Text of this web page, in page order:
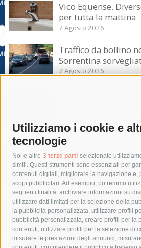
Utilizziamo i cookie e
tecnologie
Noi e altre 3 terze parti selezionate
simili. Questi strumenti sono essenziali per
contenuti digitali, migliorare la navigazione e,
scopi pubblicitari. Ad esempio, potremmo
seguenti finalità: archiviare informazioni su
utilizzare dati limitati per la selezione della
la pubblicità personalizzata, utilizzare profili
pubblicità personalizzata, creare profili per la
contenuti, utilizzare profili per la selezione di
misurare le prestazioni degli annunci,
Vico Equense.
per tutta la mattina
7 Agosto 2026
Traffico da bollino
Sorrentina
7 Agosto 2026
Sorrento-Massa
Tag
acqua allerta meteo
anas
area marina protetta di punta
Asl Napoli 3 sud
capitaneria di porto
castellammare di stabia
comune di sorrento
concerto